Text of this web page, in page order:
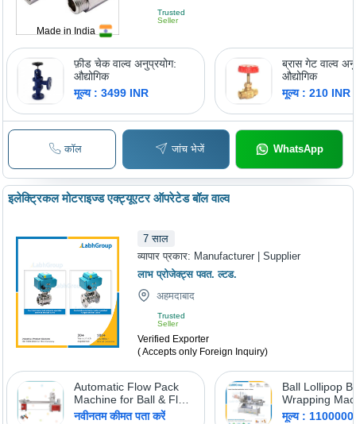
Made in India
Trusted
Seller
फ़ीड चेक वाल्व अनुप्रयोग:
औद्योगिक
मूल्य : 3499 INR
ब्रास गेट वाल्व
औद्योगिक
मूल्य : 210 INR
कॉल जांच भेजें WhatsApp
इलेक्ट्रिकल मोटराइज्ड एक्ट्यूएटर ऑपरेटेड बॉल वाल्व
7 साल
व्यापार प्रकार: Manufacturer | Supplier
लाभ प्रोजेक्ट्स पवत. ल्टड.
अहमदाबाद
Trusted
Seller
Verified Exporter
( Accepts only Foreign Inquiry)
Automatic Flow Pack
Machine for Ball & Flat
Lollipop - Steel,
नवीनतम कीमत पता करें
Ball Lollipop
Wrapping
मूल्य :